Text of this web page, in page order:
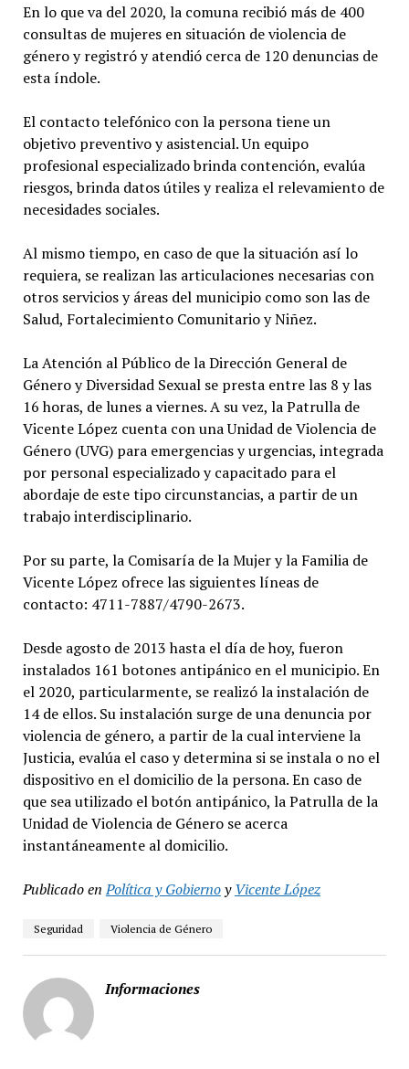
En lo que va del 2020, la comuna recibió más de 400
consultas de mujeres en situación de violencia de
género y registró y atendió cerca de 120 denuncias de
esta índole.
El contacto telefónico con la persona tiene un
objetivo preventivo y asistencial. Un equipo
profesional especializado brinda contención, evalúa
riesgos, brinda datos útiles y realiza el relevamiento de
necesidades sociales.
Al mismo tiempo, en caso de que la situación así lo
requiera, se realizan las articulaciones necesarias con
otros servicios y áreas del municipio como son las de
Salud, Fortalecimiento Comunitario y Niñez.
La Atención al Público de la Dirección General de
Género y Diversidad Sexual se presta entre las 8 y las
16 horas, de lunes a viernes. A su vez, la Patrulla de
Vicente López cuenta con una Unidad de Violencia de
Género (UVG) para emergencias y urgencias, integrada
por personal especializado y capacitado para el
abordaje de este tipo circunstancias, a partir de un
trabajo interdisciplinario.
Por su parte, la Comisaría de la Mujer y la Familia de
Vicente López ofrece las siguientes líneas de
contacto: 4711-7887/4790-2673.
Desde agosto de 2013 hasta el día de hoy, fueron
instalados 161 botones antipánico en el municipio. En
el 2020, particularmente, se realizó la instalación de
14 de ellos. Su instalación surge de una denuncia por
violencia de género, a partir de la cual interviene la
Justicia, evalúa el caso y determina si se instala o no el
dispositivo en el domicilio de la persona. En caso de
que sea utilizado el botón antipánico, la Patrulla de la
Unidad de Violencia de Género se acerca
instantáneamente al domicilio.
Publicado en Política y GobiernoyVicente López
Seguridad Violencia de Género
Informaciones